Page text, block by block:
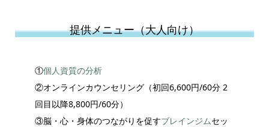
提供メニュー（大人向け）
①個人資質の分析
②オンラインカウンセリング（初回6,600円/60分 2
回目以降8,800円/60分）
③脳・心・身体のつながりを促すブレインジムセッ